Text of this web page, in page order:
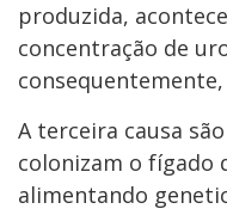
produzida,
concentração de
A terceira causa
colonizam o fígado
alimentando